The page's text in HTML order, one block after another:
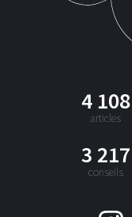
4 108
articles
3 217
conseils